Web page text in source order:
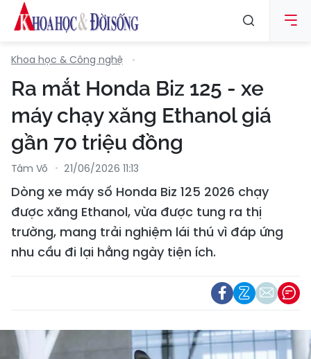
Khoa học & Công nghệ
Ra mắt Honda Biz 125 - xe
máy chạy xăng Ethanol giá
gần 70 triệu đồng
Tâm Võ 21/06/2026 11:13
Dòng xe máy số Honda Biz 125 2026 chạy
được xăng Ethanol, vừa được tung ra thị
trường, mang trải nghiệm lái thú vì đáp ứng
nhu cầu đi lại hằng ngày tiện ích.